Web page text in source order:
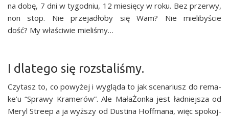
na dobę, 7 dni w tygo­dniu, 12 mie­się­cy w roku. Bez prze­rwy,
non stop. Nie prze­ja­dło­by się Wam? Nie mie­li­by­ście
dość? My wła­ści­wie mieliśmy…
I dlatego się rozstaliśmy.
Czy­tasz to, co powy­żej i wyglą­da to jak sce­na­riusz do rema­
ke­’u “Spra­wy Kra­me­rów”. Ale Mała­Żon­ka jest ład­niej­sza od
Meryl Stre­ep a ja wyż­szy od Dusti­na Hof­f­ma­na, więc spo­koj­